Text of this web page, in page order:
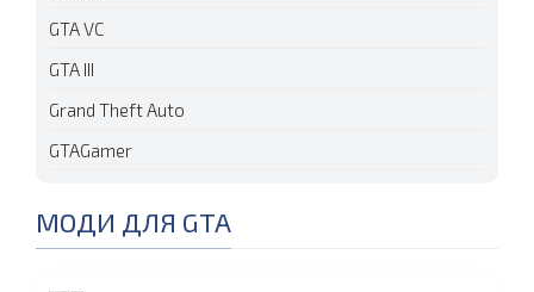
GTA VC
GTA III
Grand Theft Auto
GTAGamer
МОДИ ДЛЯ GTA